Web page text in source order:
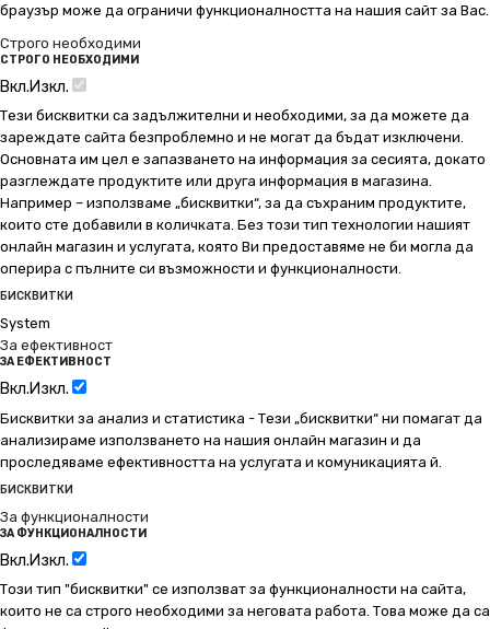
браузър може да ограничи функционалността на нашия сайт за Вас.
Строго необходими
СТРОГО НЕОБХОДИМИ
Вкл.Изкл.
Тези бисквитки са задължителни и необходими, за да можете да
зареждате сайта безпроблемно и не могат да бъдат изключени.
Основната им цел е запазването на информация за сесията, докато
разглеждате продуктите или друга информация в магазина.
Например – използваме „бисквитки“, за да съхраним продуктите,
които сте добавили в количката. Без този тип технологии нашият
онлайн магазин и услугата, която Ви предоставяме не би могла да
оперира с пълните си възможности и функционалности.
БИСКВИТКИ
System
За ефективност
ЗА ЕФЕКТИВНОСТ
Вкл.Изкл.
Бисквитки за анализ и статистика - Тези „бисквитки“ ни помагат да
анализираме използването на нашия онлайн магазин и да
проследяваме ефективността на услугата и комуникацията й.
БИСКВИТКИ
За функционалности
ЗА ФУНКЦИОНАЛНОСТИ
Вкл.Изкл.
Този тип "бисквитки" се използват за функционалности на сайта,
които не са строго необходими за неговата работа. Това може да са